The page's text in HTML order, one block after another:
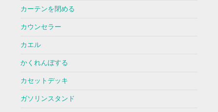
カーテンを閉める
カウンセラー
カエル
かくれんぼする
カセットデッキ
ガソリンスタンド